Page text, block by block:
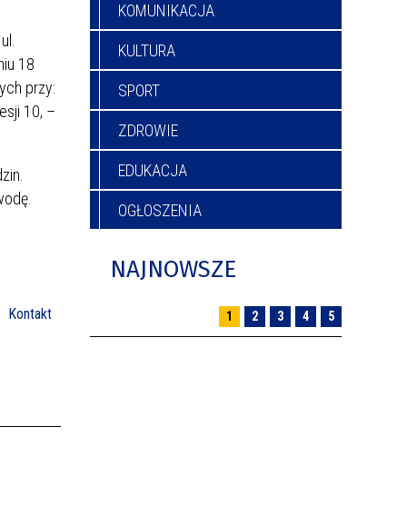
18
przy:
10, –
Kontakt
KOMUNIKACJA
KULTURA
SPORT
ZDROWIE
EDUKACJA
OGŁOSZENIA
NAJNOWSZE
1 2 3 4 5